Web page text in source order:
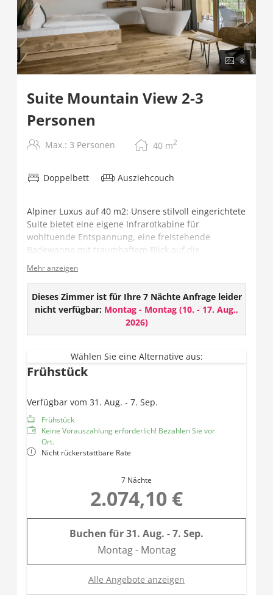
8
Suite Mountain View 2-3
Personen
Max.: 3 Personen 40 m2
Doppelbett Ausziehcouch
Alpiner Luxus auf 40 m2: Unsere stilvoll eingerichtete
Suite bietet eine eigene Infrarotkabine für
wohltuende Entspannung, eine freistehende
Badewanne mit traumhaftem Blick auf die
umliegende Bergwelt und ganz viel Platz zum
Abschalten. Perfekt für eine Auszeit zu zweit.
Ausstattung:
Offenes Badezimmer mit Dusche und Haarföhn
WC
Daybed
Balkon
Mehr anzeigen
Dieses Zimmer ist für Ihre 7 Nächte Anfrage leider
nicht verfügbar: Montag - Montag (10. - 17. Aug.,
2026)
Wählen Sie eine Alternative aus:
Frühstück
Verfügbar vom 31. Aug. - 7. Sep.
Frühstück
Keine Vorauszahlung erforderlich! Bezahlen Sie vor
Ort.
Nicht rückerstattbare Rate
7 Nächte
2.074,10 €
Buchen für31. Aug. - 7. Sep.
Montag - Montag
Alle Angebote anzeigen